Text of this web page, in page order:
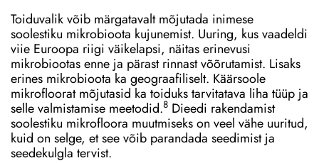
Toiduvalik võib märgatavalt mõjutada inimese
soolestiku mikrobioota kujunemist. Uuring, kus vaadeldi
viie Euroopa riigi väikelapsi, näitas erinevusi
mikrobiootas enne ja pärast rinnast võõrutamist. Lisaks
erines mikrobioota ka geograafiliselt. Käärsoole
mikrofloorat mõjutasid ka toiduks tarvitatava liha tüüp ja
selle valmistamise meetodid.8 Dieedi rakendamist
soolestiku mikrofloora muutmiseks on veel vähe uuritud,
kuid on selge, et see võib parandada seedimist ja
seedekulgla tervist.